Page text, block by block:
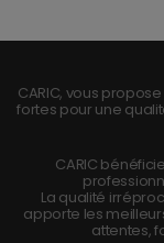
CARIC, vous
fortes pour une
CARIC
La qualité
apporte les
attentes,